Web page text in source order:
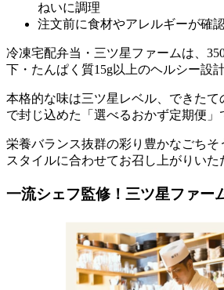
ねいに調理
注文前に食材やアレルギーが確
冷凍宅配弁当・三ツ星ファームは、
下・たんぱく質15g以上のヘルシー設
本格的な味は三ツ星レベル、できたて
で封じ込めた「選べるおかず定期便」
栄養バランス抜群の彩り豊かなごちそ
スタイルに合わせてお召し上がりいた
一流シェフ監修！三ツ星ファー